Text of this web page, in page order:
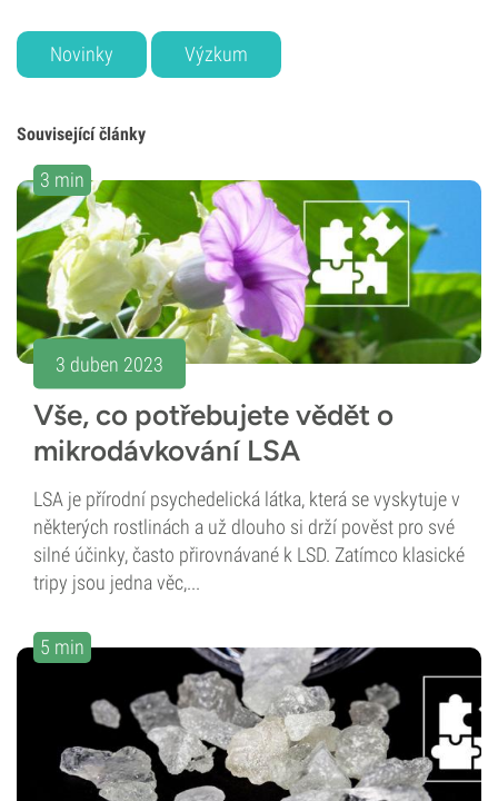
Novinky Výzkum
Související články
3 min
3 duben 2023
Vše, co potřebujete vědět o
mikrodávkování LSA
LSA je přírodní psychedelická látka, která se vyskytuje v
některých rostlinách a už dlouho si drží pověst pro své
silné účinky, často přirovnávané k LSD. Zatímco klasické
tripy jsou jedna věc,...
5 min